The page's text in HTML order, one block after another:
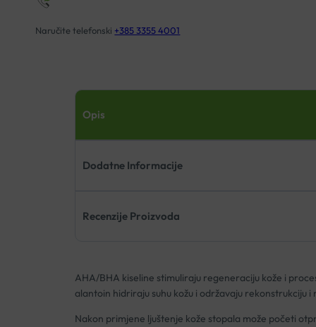
Naručite telefonski +385 3355 4001
Opis
Dodatne Informacije
Recenzije Proizvoda
AHA/BHA kiseline stimuliraju regeneraciju kože i
alantoin hidriraju suhu kožu i održavaju rekonstrukciju
Nakon primjene ljuštenje kože stopala može početi